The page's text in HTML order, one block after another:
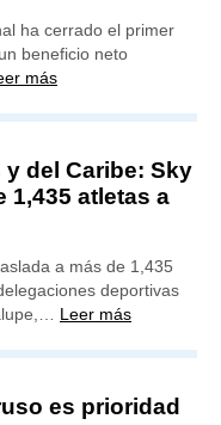
ha cerrado el primer
beneficio neto
más
del Caribe: Sky
1,435 atletas a
a más de 1,435
deportivas
Leer más
es prioridad